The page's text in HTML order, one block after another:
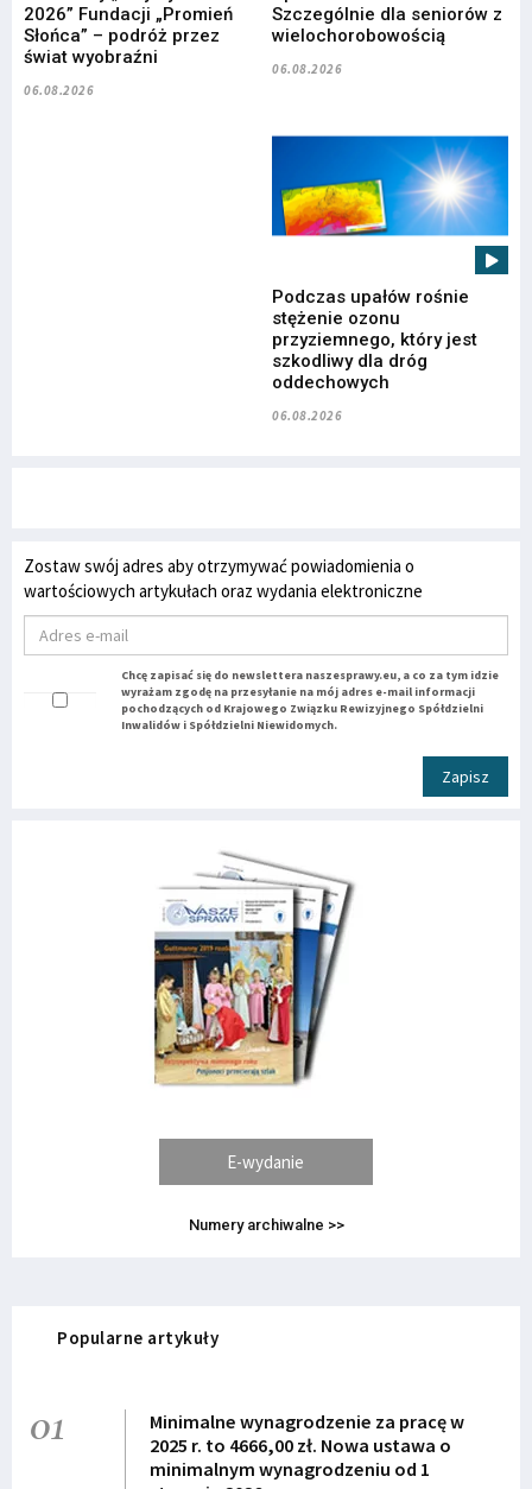
2026” Fundacji „Promień
Słońca” – podróż przez
świat wyobraźni
06.08.2026
Szczególnie dla seniorów z
wielochorobowością
06.08.2026
Podczas upałów rośnie
stężenie ozonu
przyziemnego, który jest
szkodliwy dla dróg
oddechowych
06.08.2026
Zostaw swój adres aby otrzymywać powiadomienia o
wartościowych artykułach oraz wydania elektroniczne
Chcę zapisać się do newslettera naszesprawy.eu, a co za tym idzie
wyrażam zgodę na przesyłanie na mój adres e-mail informacji
pochodzących od Krajowego Związku Rewizyjnego Spółdzielni
Inwalidów i Spółdzielni Niewidomych.
Zapisz
E-wydanie
Numery archiwalne >>
Popularne artykuły
01
Minimalne wynagrodzenie za pracę w
2025 r. to 4666,00 zł. Nowa ustawa o
minimalnym wynagrodzeniu od 1